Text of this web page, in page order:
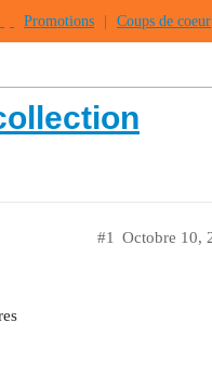
Promotions Coups de coeur
Octobre 10,
#1